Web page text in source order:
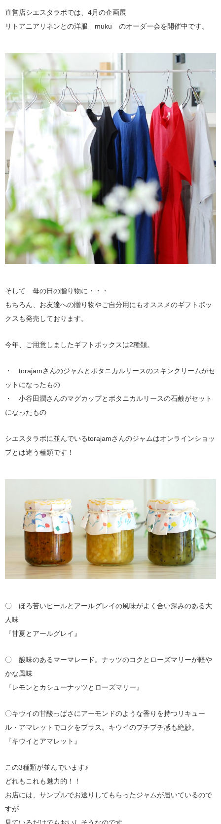
直営店シエスタラボでは、4月の企画展
リトアニアリネンとの洋服 muku のオーダー会を開催中です。
そして 母の日の贈り物に・・・
もちろん、お友達への贈り物やご自分用にもオススメのギフトボッ
クスも発売しております。
今年、ご用意しましたギフトボックスは2種類。
・ torajamさんのジャムとボタニカルリースのスキンクリームがセ
ットになったもの
・ 小谷田潤さんのマグカップとボタニカルリースの石鹸がセット
になったもの
シエスタラボに並んでいるtorajamさんのジャムはオンラインショッ
プとは違う種類です！
〇 ほろ苦いピールとアールグレイの風味がよく合い深みのある大
人味
『甘夏とアールグレイ』
〇 酸味のあるマーマレード。ナッツのコクとローズマリーが軽や
かな風味
『レモンとカシューナッツとローズマリー』
〇キウイの甘酸っぱさにアーモンドのような香りを持つリキュー
ル・アマレットでコクをプラス。キウイのプチプチ感も絶妙。
『キウイとアマレット』
この3種類が並んでいます♪
どれもこれも魅力的！！
お店には、サンプルでお送りしてもらったジャムが届いているので
すが